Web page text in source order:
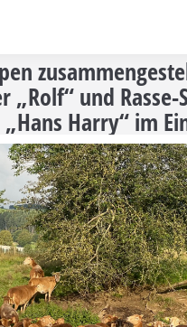
„Rolf“ und Rasse-
Harry“ im